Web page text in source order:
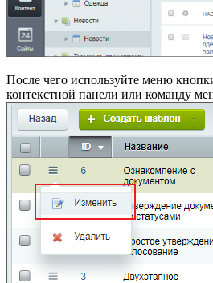
После чего используйте меню
контекстной панели или команду